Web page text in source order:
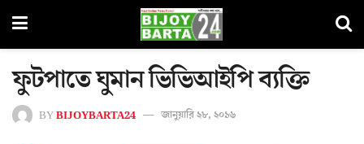
ফুটপাতে ঘুমান ভিভিআইপি ব্যক্তি
BYBIJOYBARTA24 জানুয়ারি ২৮, ২০১৬